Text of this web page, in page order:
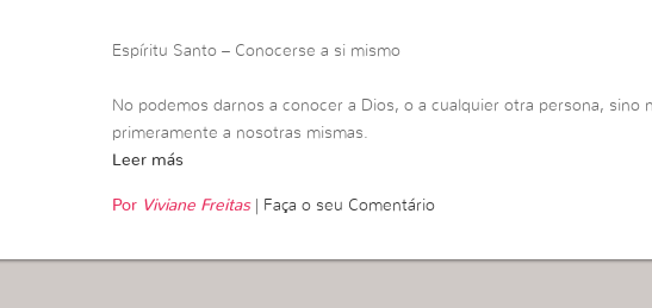
Espíritu Santo – Conocerse a si mismo
No podemos darnos a conocer a Dios, o a cualquier otra persona, sino
primeramente a nosotras mismas.
Leer más
Por Viviane Freitas| Faça o seu Comentário